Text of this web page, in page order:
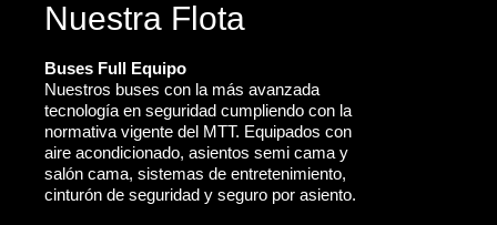
Nuestra Flota
Buses Full Equipo
Nuestros buses con la más avanzada
tecnología en seguridad cumpliendo con la
normativa vigente del MTT. Equipados con
aire acondicionado, asientos semi cama y
salón cama, sistemas de entretenimiento,
cinturón de seguridad y seguro por asiento.